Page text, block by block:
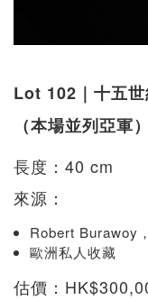
Lot 102｜十五
（本場並列亞軍）
長度：40 cm
來源：
Robert Burawoy
歐洲私人收藏
估價：